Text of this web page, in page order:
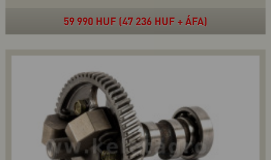
59 990 HUF (47 236 HUF + ÁFA)